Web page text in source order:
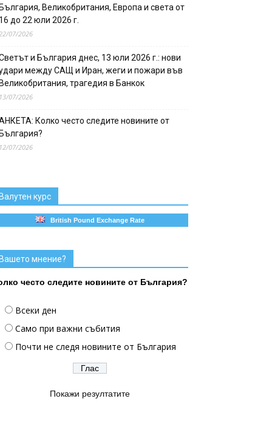
Великобритания, Европа и света от
до 22 юли 2026 г.
07/2026
и България днес, 13 юли 2026 г.: нови
между САЩ и Иран, жеги и пожари във
трагедия в Банкок
07/2026
Колко често следите новините от
07/2026
курс
British Pound Exchange Rate
мнение?
често следите новините от България?
Всеки ден
Само при важни събития
Почти не следя новините от България
Покажи резултатите